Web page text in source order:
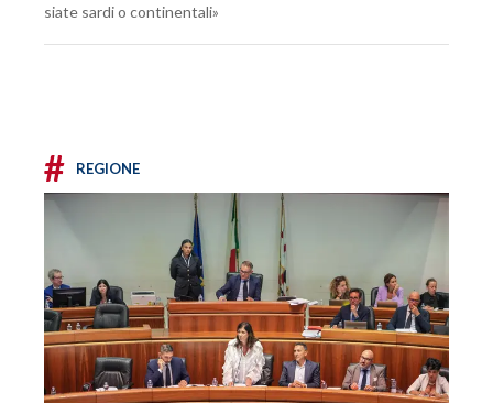
siate sardi o continentali»
# REGIONE